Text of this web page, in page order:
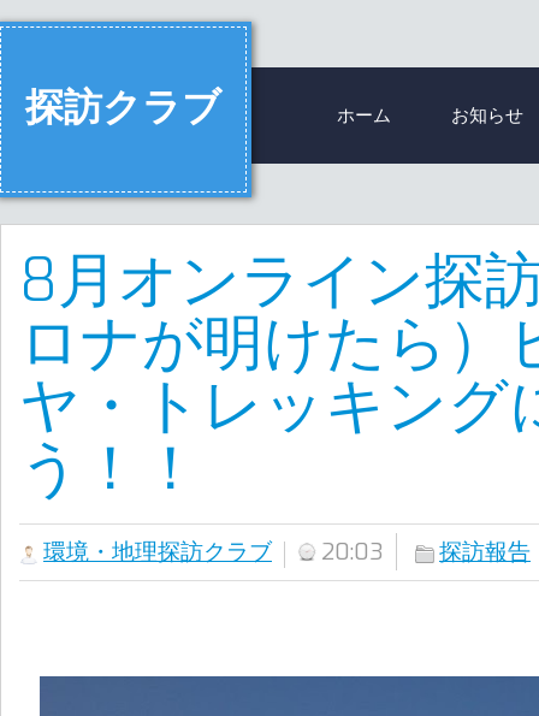
探訪クラブ ホーム お知らせ
8月オンライン探
ロナが明けたら）
ヤ・トレッキング
う！！
環境・地理探訪クラブ 20:03 探訪報告